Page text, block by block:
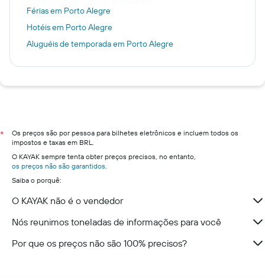
Férias em Porto Alegre
Hotéis em Porto Alegre
Aluguéis de temporada em Porto Alegre
*
Os preços são por pessoa para bilhetes eletrônicos e incluem todos os
impostos e taxas em BRL.
O KAYAK sempre tenta obter preços precisos, no entanto,
os preços não são garantidos.
Saiba o porquê:
O KAYAK não é o vendedor
Nós reunimos toneladas de informações para você
Por que os preços não são 100% precisos?